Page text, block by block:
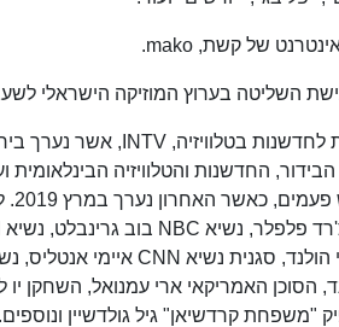
החדשנות והטלוויזיה הבינלאומית
הסוכן האמריקאי ארי עמנואל, השחקן יו
קרדשיאן" גיל גולדשיין